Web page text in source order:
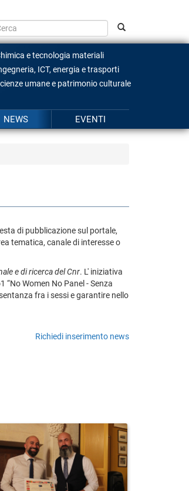
e tecnologia materiali
ICT, energia e trasporti
umane e patrimonio culturale
NEWS EVENTI
di pubblicazione sul portale,
tematica, canale di interesse o
e di ricerca del Cnr. L' iniziativa
Women No Panel - Senza
fra i sessi e garantire nello
Richiedi inserimento news